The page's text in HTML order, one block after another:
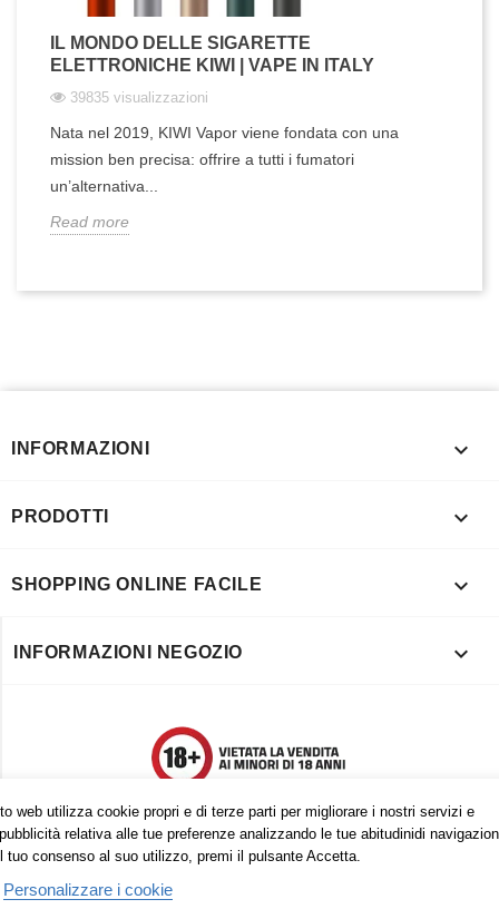
IL MONDO DELLE SIGARETTE
ELETTRONICHE KIWI | VAPE IN ITALY
39835 visualizzazioni
Nata nel 2019, KIWI Vapor viene fondata con una
mission ben precisa: offrire a tutti i fumatori
un’alternativa...
Read more
web utilizza cookie propri e di terze parti per migliorare i nostri servizi e
relativa alle tue preferenze analizzando le tue abitudinidi
tuo consenso al suo utilizzo, premi il pulsante Accetta.
Personalizzare i cookie
INFORMAZIONI 
PRODOTTI 
SHOPPING ONLINE FACILE 
INFORMAZIONI NEGOZIO 